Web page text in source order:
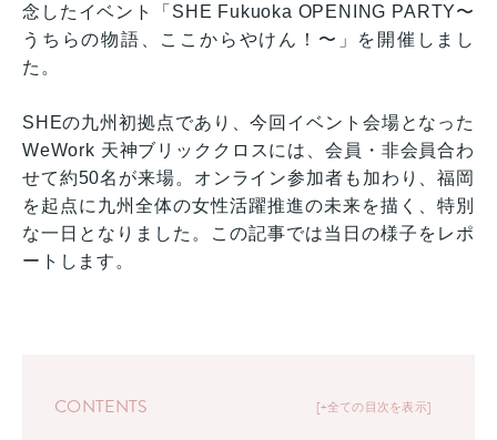
念したイベント「SHE Fukuoka OPENING PARTY〜
うちらの物語、ここからやけん！〜」を開催しまし
た。
SHEの九州初拠点であり、今回イベント会場となった
WeWork 天神ブリッククロスには、会員・非会員合わ
せて約50名が来場。オンライン参加者も加わり、福岡
を起点に九州全体の女性活躍推進の未来を描く、特別
な一日となりました。この記事では当日の様子をレポ
ートします。
+全ての目次を表示
CONTENTS